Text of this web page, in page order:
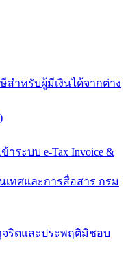
ำหรับผู้มีเงินได้จากต่าง
ระบบ e-Tax Invoice &
ทศและการสื่อสาร กรม
จริตและประพฤติมิชอบ